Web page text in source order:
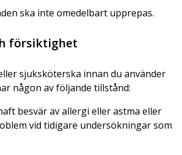
ska inte omedelbart upprepas.
försiktighet
sjuksköterska innan du använder
någon av följande tillstånd:
besvär av allergi eller astma eller
vid tidigare undersökningar som